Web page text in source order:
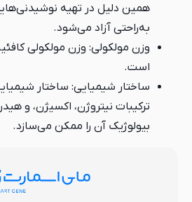
همین دلیل در تهیه
به‌راحتی آزاد می‌شود.
است.
ساختار شیمیایی: ساختار
ترکیبات نیتروژن، اکسیژن، و
بیولوژیک آن را ممکن می‌سازد.